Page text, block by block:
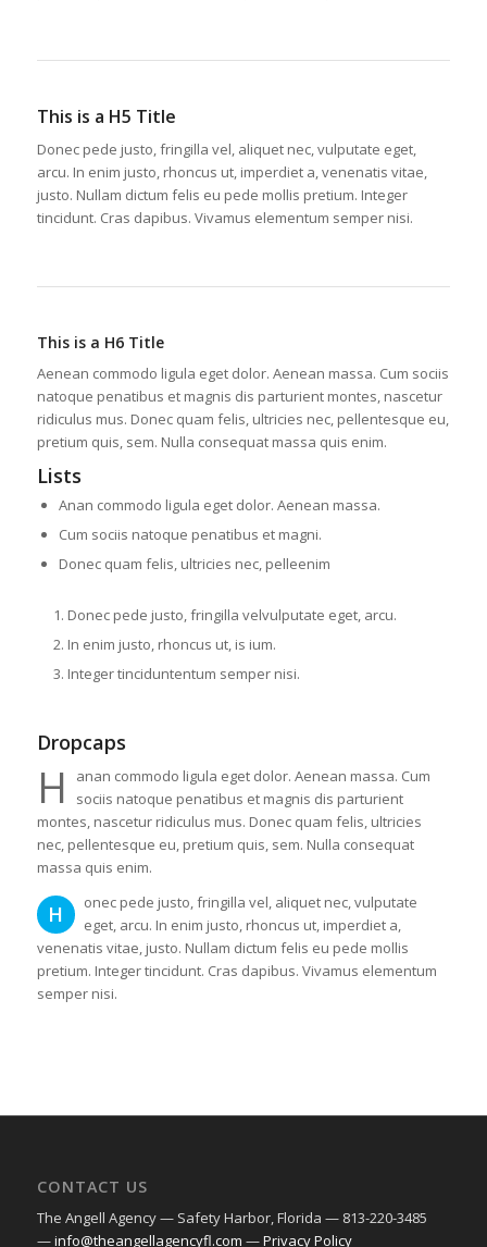
This is a H5 Title
Donec pede justo, fringilla vel, aliquet nec, vulputate eget,
arcu. In enim justo, rhoncus ut, imperdiet a, venenatis vitae,
justo. Nullam dictum felis eu pede mollis pretium. Integer
tincidunt. Cras dapibus. Vivamus elementum semper nisi.
This is a H6 Title
Aenean commodo ligula eget dolor. Aenean massa. Cum sociis
natoque penatibus et magnis dis parturient montes, nascetur
ridiculus mus. Donec quam felis, ultricies nec, pellentesque eu,
pretium quis, sem. Nulla consequat massa quis enim.
Lists
Anan commodo ligula eget dolor. Aenean massa.
Cum sociis natoque penatibus et magni.
Donec quam felis, ultricies nec, pelleenim
Donec pede justo, fringilla velvulputate eget, arcu.
In enim justo, rhoncus ut, is ium.
Integer tinciduntentum semper nisi.
Dropcaps
H
anan commodo ligula eget dolor. Aenean massa. Cum
sociis natoque penatibus et magnis dis parturient
montes, nascetur ridiculus mus. Donec quam felis, ultricies
nec, pellentesque eu, pretium quis, sem. Nulla consequat
massa quis enim.
H
onec pede justo, fringilla vel, aliquet nec, vulputate
eget, arcu. In enim justo, rhoncus ut, imperdiet a,
venenatis vitae, justo. Nullam dictum felis eu pede mollis
pretium. Integer tincidunt. Cras dapibus. Vivamus elementum
semper nisi.
CONTACT US
The Angell Agency — Safety Harbor, Florida — 813-220-3485
—info@theangellagencyfl.com —Privacy Policy